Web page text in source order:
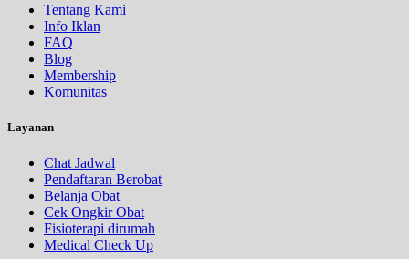
Tentang Kami
Info Iklan
FAQ
Blog
Membership
Komunitas
Layanan
Chat Jadwal
Pendaftaran Berobat
Belanja Obat
Cek Ongkir Obat
Fisioterapi dirumah
Medical Check Up